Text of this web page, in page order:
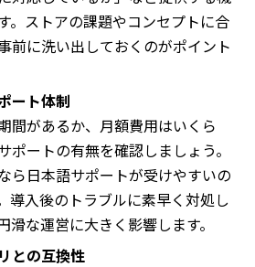
。ストアの課題やコンセプトに合
前に洗い出しておくのがポイント
ート体制
間があるか、月額費用はいくら
ポートの有無を確認しましょう。
ら日本語サポートが受けやすいの
導入後のトラブルに素早く対処し
滑な運営に大きく影響します。
との互換性